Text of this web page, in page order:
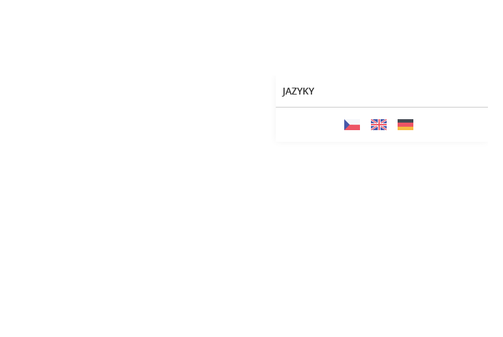
JAZYKY